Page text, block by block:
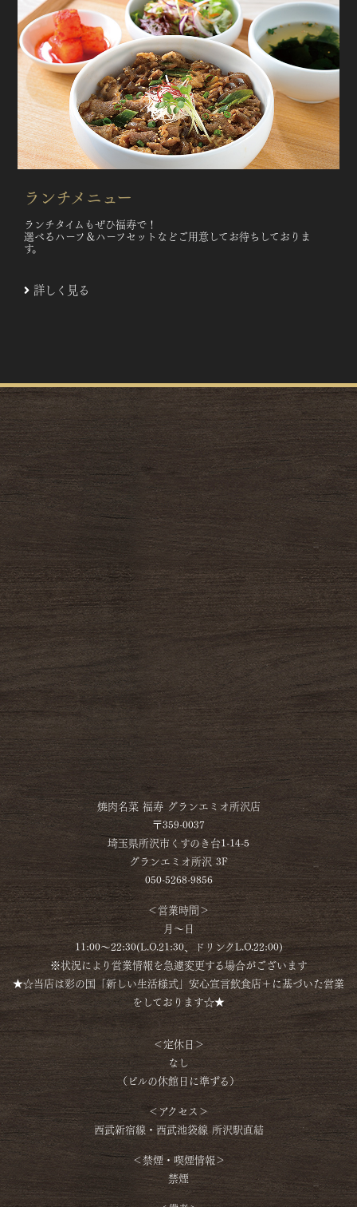
ランチメニュー
ランチタイムもぜひ福寿で！
選べるハーフ＆ハーフセットなどご用意してお待ちしておりま
す。
詳しく見る
焼肉名菜 福寿 グランエミオ所沢店
〒359-0037
埼玉県所沢市くすのき台1-14-5
グランエミオ所沢 3F
050-5268-9856
＜営業時間＞
月～日
11:00～22:30(L.O.21:30、ドリンクL.O.22:00)
※状況により営業情報を急遽変更する場合がございます
★☆当店は彩の国「新しい生活様式」安心宣言飲食店＋に基づいた営業
をしております☆★
＜定休日＞
なし
（ビルの休館日に準ずる）
＜アクセス＞
西武新宿線・西武池袋線 所沢駅直結
＜禁煙・喫煙情報＞
禁煙